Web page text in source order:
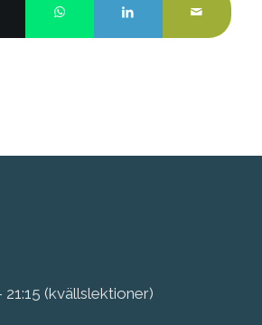
21:15 (kvällslektioner)